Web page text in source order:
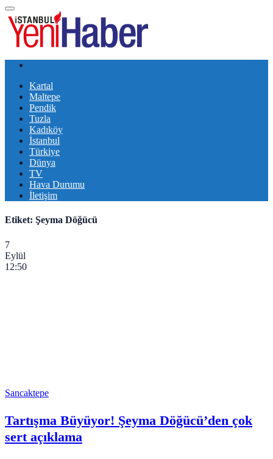
Kartal
Maltepe
Pendik
Tuzla
Kadıköy
İstanbul
Türkiye
Dünya
TV
Hava Durumu
İletişim
Etiket: Şeyma Döğücü
7
Eylül
12:50
Sancaktepe
Tartışma Büyüyor! Şeyma Döğücü’den çok
sert açıklama